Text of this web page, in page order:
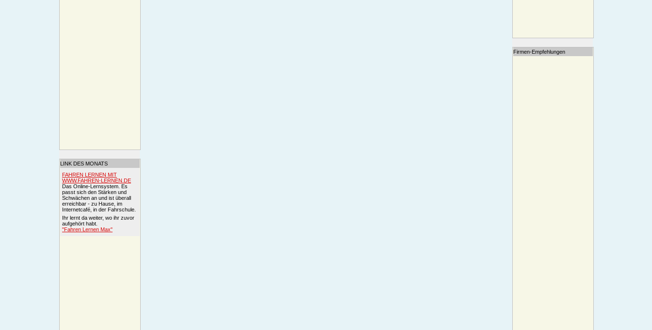
LINK DES MONATS
FAHREN LERNEN MIT
WWW.FAHREN-LERNEN.DE
Das Online-Lernsystem. Es
passt sich den Stärken und
Schwächen an und ist überall
erreichbar - zu Hause, im
Internetcafé, in der Fahrschule.
Ihr lernt da weiter, wo ihr zuvor
aufgehört habt.
"Fahren Lernen Max"
Firmen-Empfehlungen